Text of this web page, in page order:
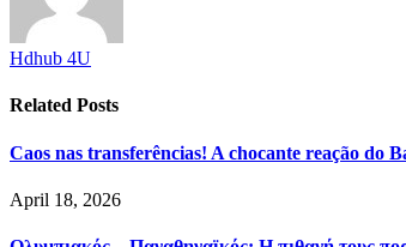
Hdhub 4U
Related Posts
Caos nas transferências! A chocante reação
April 18, 2026